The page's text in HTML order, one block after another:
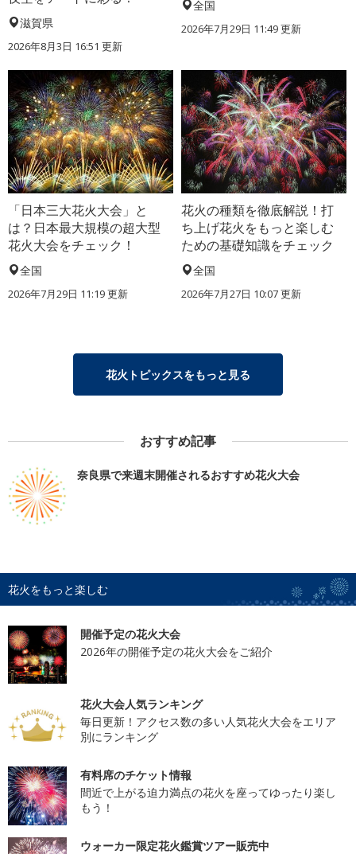
滋賀県
2026年8月3日 16:51 更新
全国
2026年7月29日 11:49 更新
「日本三大花火大会」と
は？日本最大規模の超大型
花火大会をチェック！
全国
2026年7月29日 11:19 更新
花火の種類を徹底解説！打
ち上げ花火をもっと楽しむ
ための基礎知識をチェック
全国
2026年7月27日 10:07 更新
花火トピックスをもっと見る
おすすめ記事
奈良県で来週末開催されるおすすめ花火大会
花火をもっと楽しむ
開催予定の花火大会
2026年の開催予定の花火大会をご紹介
花火大会人気ランキング
毎日更新！アクセス数の多い人気花火大会をエリア
別にランキング
有料席のチケット情報
間近で上がる迫力満点の花火を座ってゆったり楽し
もう！
ウォーカー限定花火鑑賞ツアー販売中